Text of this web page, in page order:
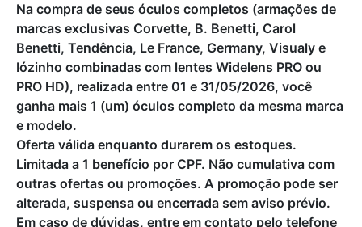
Na compra de seus óculos completos (armações de
marcas exclusivas Corvette, B. Benetti, Carol
Benetti, Tendência, Le France, Germany, Visualy e
Iózinho combinadas com lentes Widelens PRO ou
PRO HD), realizada entre 01 e 31/05/2026, você
ganha mais 1 (um) óculos completo da mesma marca
e modelo.
Oferta válida enquanto durarem os estoques.
Limitada a 1 benefício por CPF. Não cumulativa com
outras ofertas ou promoções. A promoção pode ser
alterada, suspensa ou encerrada sem aviso prévio.
Em caso de dúvidas, entre em contato pelo telefone